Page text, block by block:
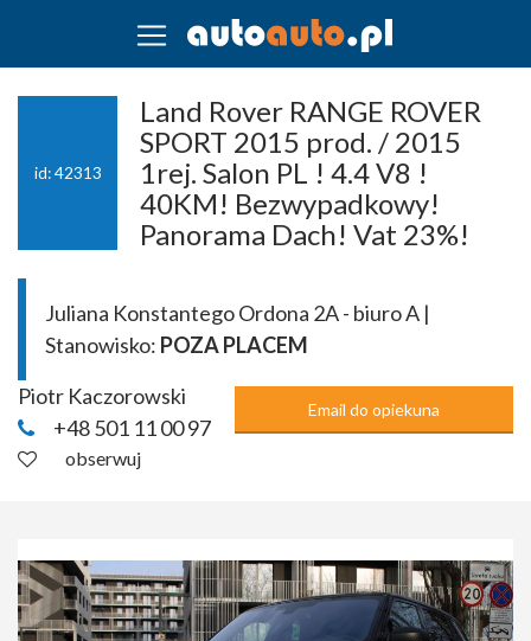
id: 42313
Land Rover RANGE ROVER
SPORT 2015 prod. / 2015
1rej. Salon PL ! 4.4 V8 !
40KM! Bezwypadkowy!
Panorama Dach! Vat 23%!
Juliana Konstantego Ordona 2A - biuro A |
Stanowisko: POZA PLACEM
Piotr Kaczorowski
+48 501 11 00 97
Email do opiekuna
obserwuj